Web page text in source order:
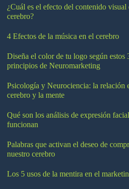
¿Cuál es el efecto del contenido visual
cerebro?
4 Efectos de la música en el cerebro
Diseña el color de tu logo según estos
principios de Neuromarketing
Psicología y Neurociencia: la relación
cerebro y la mente
Qué son los análisis de expresión
funcionan
Palabras que activan el deseo de
nuestro cerebro
Los 5 usos de la mentira en el